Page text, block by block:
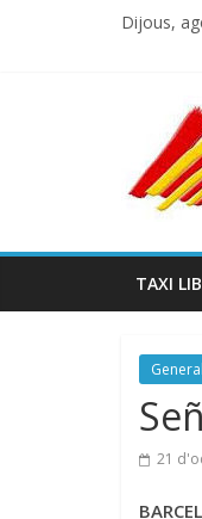
Dijous,
TAXI
General
21